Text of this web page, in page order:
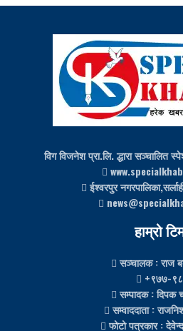
विग विजनेश प्रा.लि. द्धारा
ईश्‍वरपुर
हाम्रो
सञ्चालक: राज
+९७७-९८
सम्पादक: दिपक
सम्वाददाता:
फोटो पत्रकार: